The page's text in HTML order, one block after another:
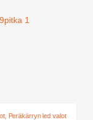
, Peräkärryn led valot